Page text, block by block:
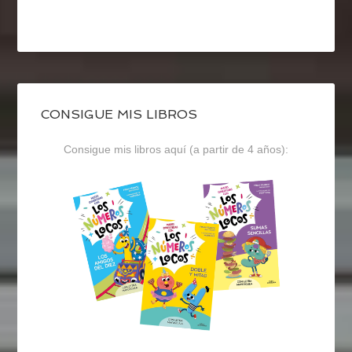
CONSIGUE MIS LIBROS
Consigue mis libros aquí (a partir de 4 años):